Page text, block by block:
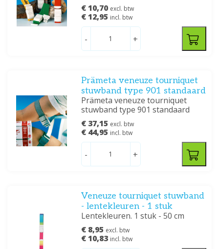
€ 10,70 excl. btw
€ 12,95 incl. btw
- +
Prämeta veneuze tourniquet
stuwband type 901 standaard
Prämeta veneuze tourniquet
stuwband type 901 standaard
€ 37,15 excl. btw
€ 44,95 incl. btw
- +
Veneuze tourniquet stuwband
- lentekleuren - 1 stuk
Lentekleuren. 1 stuk - 50 cm
€ 8,95 excl. btw
€ 10,83 incl. btw